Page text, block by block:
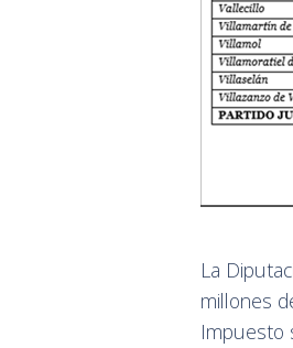
La
millones
Impuesto